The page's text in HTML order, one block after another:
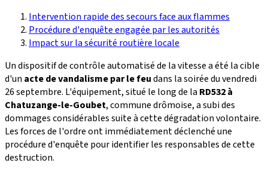
Intervention rapide des secours face aux flammes
Procédure d'enquête engagée par les autorités
Impact sur la sécurité routière locale
Un dispositif de contrôle automatisé de la vitesse a été la cible
d'un acte de vandalisme par le feudans la soirée du vendredi
26 septembre. L'équipement, situé le long de la RD532 à
Chatuzange-le-Goubet, commune drômoise, a subi des
dommages considérables suite à cette dégradation volontaire.
Les forces de l'ordre ont immédiatement déclenché une
procédure d'enquête pour identifier les responsables de cette
destruction.